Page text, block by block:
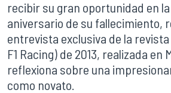
recibir su gran oportunidad en la
aniversario de su fallecimiento,
entrevista exclusiva de la revista
F1 Racing) de 2013, realizada en
reflexiona sobre una
como novato.